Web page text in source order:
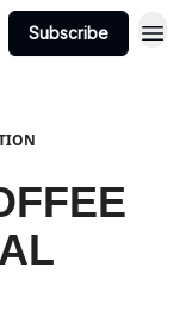
Subscribe